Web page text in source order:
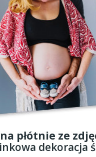
płótnie ze
dekoracja